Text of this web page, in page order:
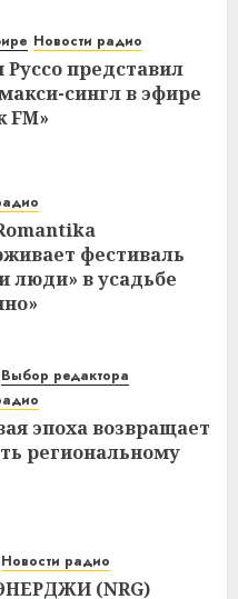
Новости радио
представил
сингл в эфире
FM»
фестиваль
люди» в усадьбе
Выбор редактора
эпоха возвращает
региональному
Новости радио
(NRG)